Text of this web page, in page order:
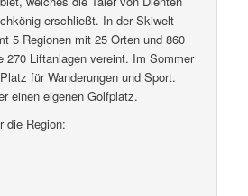
erschließt. In der Skiwelt
5 Regionen mit 25 Orten und 860
270 Liftanlagen vereint. Im Sommer
für Wanderungen und Sport.
einen eigenen Golfplatz.
die Region: